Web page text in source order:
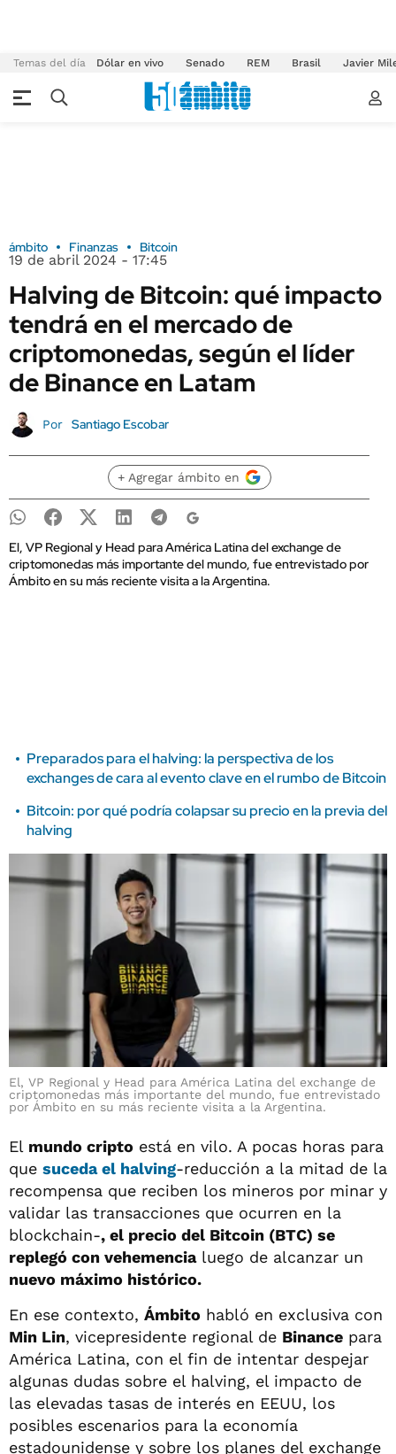
Temas del día Dólar en vivo Senado REM Brasil Javier
ámbito Finanzas Bitcoin
19 de abril 2024 - 17:45
Halving de Bitcoin: qué impacto
tendrá en el mercado de
criptomonedas, según el líder
de Binance en Latam
Por Santiago Escobar
+ Agregar ámbito en
El, VP Regional y Head para América Latina del exchange de
criptomonedas más importante del mundo, fue entrevistado por
Ámbito en su más reciente visita a la Argentina.
Preparados para el halving: la perspectiva de los
exchanges de cara al evento clave en el rumbo de Bitcoin
Bitcoin: por qué podría colapsar su precio en la previa del
halving
El, VP Regional y Head para América Latina del exchange de
criptomonedas más importante del mundo, fue entrevistado
por Ámbito en su más reciente visita a la Argentina.
El mundo cripto está en vilo. A pocas horas para
que suceda el halving-reducción a la mitad de la
recompensa que reciben los mineros por minar y
validar las transacciones que ocurren en la
blockchain-, el precio del Bitcoin (BTC) se
replegó con vehemencialuego de alcanzar un
nuevo máximo histórico.
En ese contexto, Ámbito habló en exclusiva con
Min Lin, vicepresidente regional de Binance para
América Latina, con el fin de intentar despejar
algunas dudas sobre el halving, el impacto de
las elevadas tasas de interés en EEUU, los
posibles escenarios para la economía
estadounidense y sobre los planes del exchange